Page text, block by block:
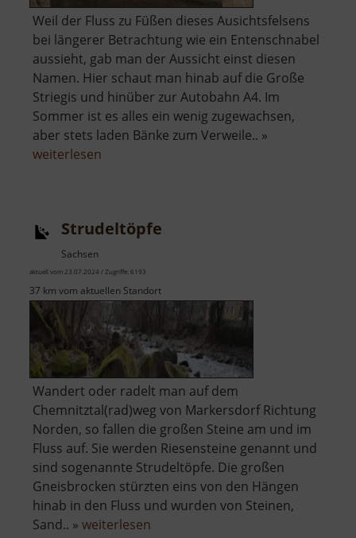
Weil der Fluss zu Füßen dieses Ausichtsfelsens
bei längerer Betrachtung wie ein Entenschnabel
aussieht, gab man der Aussicht einst diesen
Namen. Hier schaut man hinab auf die Große
Striegis und hinüber zur Autobahn A4. Im
Sommer ist es alles ein wenig zugewachsen,
aber stets laden Bänke zum Verweile.. »
weiterlesen
Strudeltöpfe
Sachsen
aktuell vom 23.07.2024 / Zugriffe: 6193
37 km vom aktuellen Standort
Wandert oder radelt man auf dem
Chemnitztal(rad)weg von Markersdorf Richtung
Norden, so fallen die großen Steine am und im
Fluss auf. Sie werden Riesensteine genannt und
sind sogenannte Strudeltöpfe. Die großen
Gneisbrocken stürzten eins von den Hängen
hinab in den Fluss und wurden von Steinen,
Sand.. » weiterlesen